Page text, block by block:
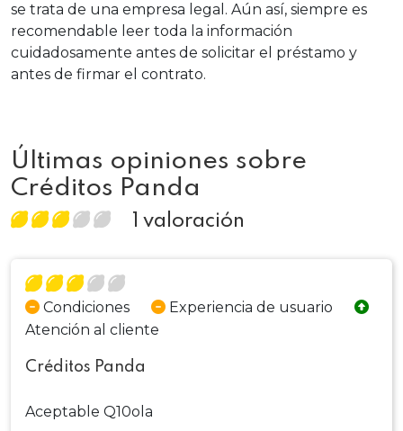
se trata de una empresa legal. Aún así, siempre es
recomendable leer toda la información
cuidadosamente antes de solicitar el préstamo y
antes de firmar el contrato.
Últimas opiniones sobre
Créditos Panda
1 valoración
Condiciones
Experiencia de usuario
Atención al cliente
Créditos Panda
Aceptable Q10ola